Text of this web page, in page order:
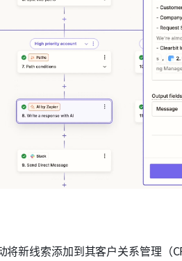
新线索添加到其客户关系管理（